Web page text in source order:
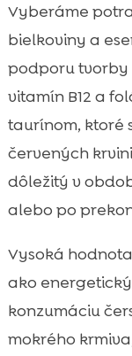
Vyberáme
bielkoviny a
podporu tvorby
vitamín B12 a
taurínom, ktoré
červených
dôležitý v
alebo po
Vysoká
ako
konzumáciu
mokrého